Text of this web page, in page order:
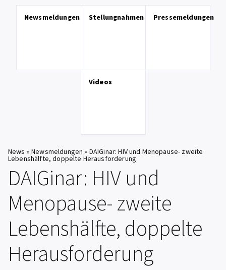
Newsmeldungen Stellungnahmen Pressemeldungen
Videos
News » Newsmeldungen » DAIGinar: HIV und Menopause- zweite
Lebenshälfte, doppelte Herausforderung
DAIGinar: HIV und
Menopause- zweite
Lebenshälfte, doppelte
Herausforderung